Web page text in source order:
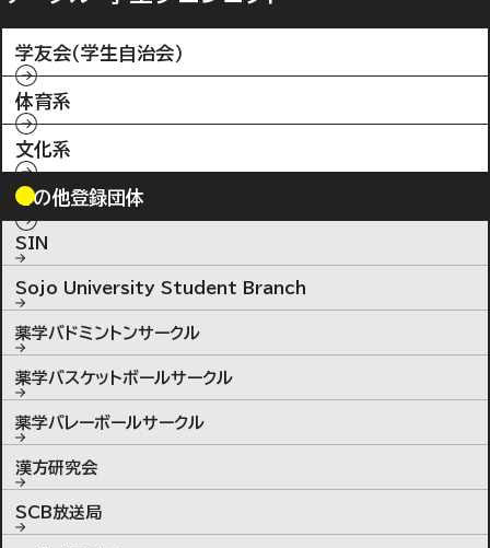
学友会（学生自治会）
体育系
文化系
その他登録団体
SIN
Sojo University Student Branch
薬学バドミントンサークル
薬学バスケットボールサークル
薬学バレーボールサークル
漢方研究会
SCB放送局